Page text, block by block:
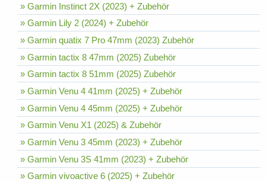
» Garmin Instinct 2X (2023) + Zubehör
» Garmin Lily 2 (2024) + Zubehör
» Garmin quatix 7 Pro 47mm (2023) Zubehör
» Garmin tactix 8 47mm (2025) Zubehör
» Garmin tactix 8 51mm (2025) Zubehör
» Garmin Venu 4 41mm (2025) + Zubehör
» Garmin Venu 4 45mm (2025) + Zubehör
» Garmin Venu X1 (2025) & Zubehör
» Garmin Venu 3 45mm (2023) + Zubehör
» Garmin Venu 3S 41mm (2023) + Zubehör
» Garmin vivoactive 6 (2025) + Zubehör